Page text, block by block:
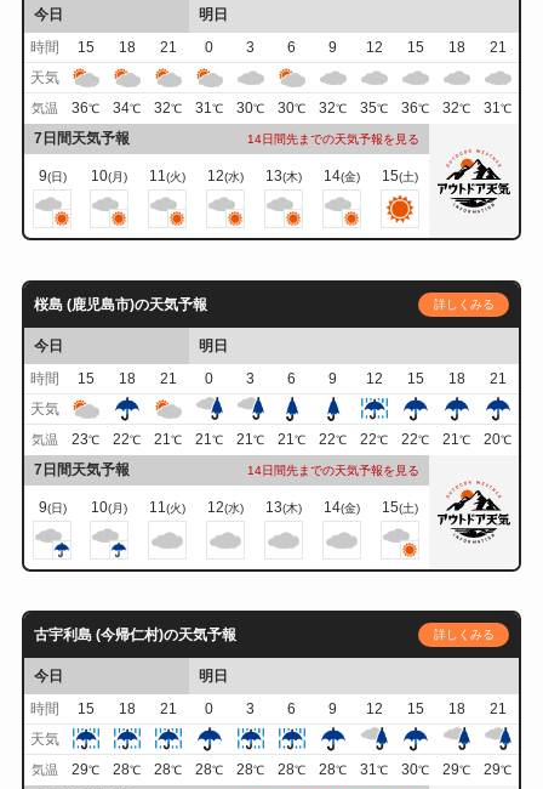
今日
明日
時間
15 18 21 0 3 6 9 12 15 18
21
天気
気温 36℃ 34℃ 32℃ 31℃ 30℃ 30℃ 32℃ 35℃ 36℃ 32℃ 31℃
7日間天気予報 14日間先までの天気予報を見る
9(日) 10(月) 11(火) 12(水) 13(木) 14(金) 15(土)
桜島 (鹿児島市)の天気予報 詳しくみる
今日
明日
時間
15 18 21 0 3 6 9 12 15 18
21
天気
気温 23℃ 22℃ 21℃ 21℃ 21℃ 21℃ 22℃ 22℃ 22℃ 21℃ 20℃
7日間天気予報 14日間先までの天気予報を見る
9(日) 10(月) 11 (火) 12(水) 13(木) 14(金) 15(土)
古宇利島 (今帰仁村)の天気予報 詳しくみる
今日
明日
時間
15 18 21 0 3 6 9 12 15 18
21
天気
気温 29℃ 28℃ 28℃ 28℃ 28℃ 28℃ 28℃ 31℃ 30℃ 29℃ 29℃